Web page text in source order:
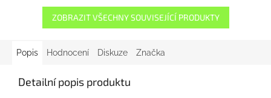
ZOBRAZIT VŠECHNY SOUVISEJÍCÍ PRODUKTY
Popis Hodnocení Diskuze Značka
Detailní popis produktu